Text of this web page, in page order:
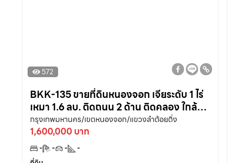
572
BKK-135 ขายที่ดินหนองจอก เจียระดับ 1 ไร่
เหมา 1.6 ลบ. ติดถนน 2 ด้าน ติดคลอง ใกล้
ถนนเส้น 3001 – 9.2 กม. กรุงเทพฯ
กรุงเทพมหานคร/เขตหนองจอก/แขวงลำต้อยติ่ง
1,600,000 บาท
- - -
-